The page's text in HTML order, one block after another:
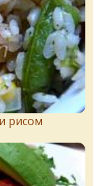
рисом